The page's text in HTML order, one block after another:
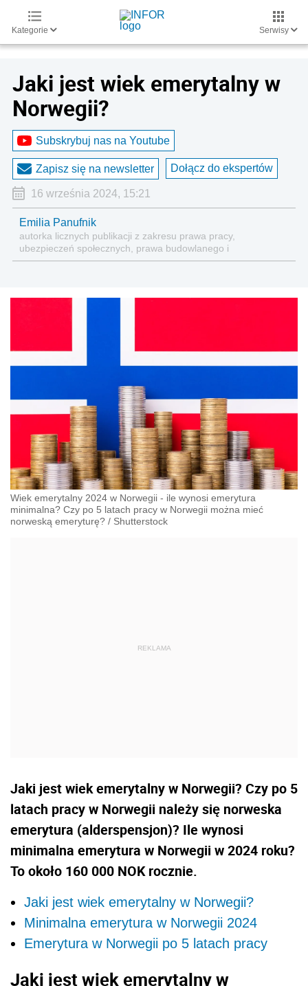
Kategorie Serwisy
Jaki jest wiek emerytalny w
Norwegii?
Subskrybuj nas na Youtube
Zapisz się na newsletter Dołącz do ekspertów
16 września 2024, 15:21
Emilia Panufnik
autorka licznych publikacji z zakresu prawa pracy,
ubezpieczeń społecznych, prawa budowlanego i
nieruchomości
Wiek emerytalny 2024 w Norwegii - ile wynosi emerytura
minimalna? Czy po 5 latach pracy w Norwegii można mieć
norweską emeryturę? / Shutterstock
Jaki jest wiek emerytalny w Norwegii? Czy po 5
latach pracy w Norwegii należy się norweska
emerytura (alderspensjon)? Ile wynosi
minimalna emerytura w Norwegii w 2024 roku?
Tookoło 160 000 NOK rocznie.
Jaki jest wiek emerytalny w Norwegii?
Minimalna emerytura w Norwegii 2024
Emerytura w Norwegii po 5 latach pracy
Jaki jest wiek emerytalny w